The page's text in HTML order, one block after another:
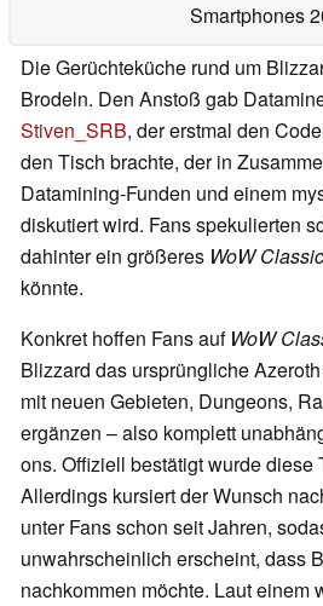
Smartphones
Die Gerüchteküche rund um
Brodeln. Den Anstoß gab
Stiven_SRB, der erstmal den
den Tisch brachte, der in
Datamining-Funden und einem
diskutiert wird. Fans spekulierten
dahinter ein größeres WoW Classic
könnte.
Konkret hoffen Fans auf WoW
Blizzard das ursprüngliche
mit neuen Gebieten, Dungeons,
ergänzen – also komplett
ons. Offiziell bestätigt wurde diese
Allerdings kursiert der Wunsch
unter Fans schon seit Jahren,
unwahrscheinlich erscheint, dass
nachkommen möchte. Laut einem